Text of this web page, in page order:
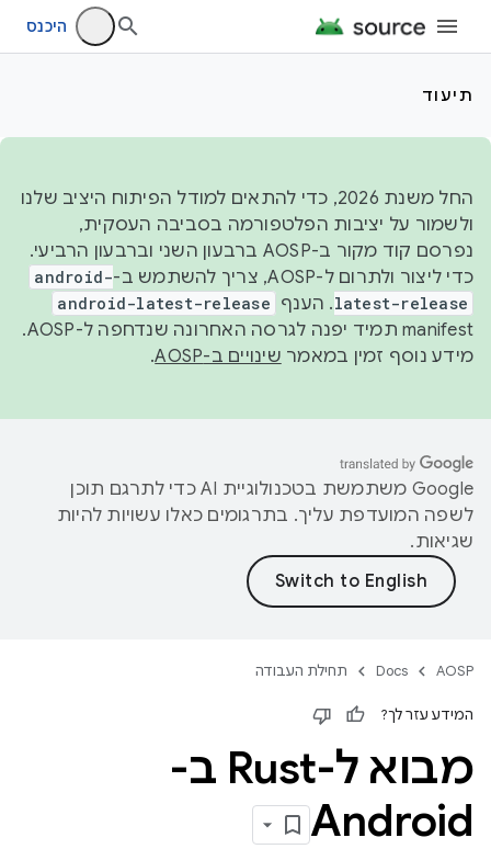
היכנס
תיעוד
החל משנת 2026, כדי להתאים למודל הפיתוח היציב שלנו
ולשמור על יציבות הפלטפורמה בסביבה העסקית,
נפרסם קוד מקור ב-AOSP ברבעון השני וברבעון הרביעי.
כדי ליצור ולתרום ל-AOSP, צריך להשתמש ב-
android-
latest-release. הענף android-latest-release
manifest תמיד יפנה לגרסה האחרונה שנדחפה ל-AOSP.
מידע נוסף זמין במאמר שינויים ב-AOSP .
‫Google משתמשת בטכנולוגיית AI כדי לתרגם תוכן
לשפה המועדפת עליך. בתרגומים כאלו עשויות להיות
שגיאות.
AOSP
Docs תחילת העבודה
המידע עזר לך?
מבוא ל-Rust ב-
Android